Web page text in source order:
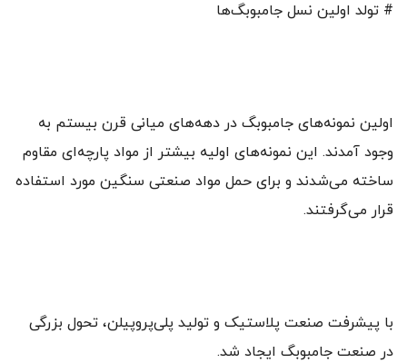
# تولد اولین نسل جامبوبگ‌ها
اولین نمونه‌های جامبوبگ در دهه‌های میانی قرن بیستم به
وجود آمدند. این نمونه‌های اولیه بیشتر از مواد پارچه‌ای مقاوم
ساخته می‌شدند و برای حمل مواد صنعتی سنگین مورد استفاده
قرار می‌گرفتند.
با پیشرفت صنعت پلاستیک و تولید پلی‌پروپیلن، تحول بزرگی
در صنعت جامبوبگ ایجاد شد.